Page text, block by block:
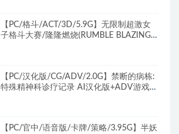
【PC/格斗/ACT/3D/5.9G】无限制超激女
子格斗大赛/隆隆燃烧(RUMBLE BLAZING)
【PC/汉化版/CG/ADV/2.0G】禁断的病栋:
特殊精神科诊疗记录 AI汉化版+ADV游戏
【PC/官中/语音版/卡牌/策略/3.95G】半妖